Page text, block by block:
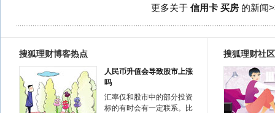
更多关于 信用卡 买房的新闻
搜狐理财博客热点
人民币升值会导致股市上涨
吗
汇率仅和股市中的部分投资
标的有时会有一定联系。比
搜狐理财社